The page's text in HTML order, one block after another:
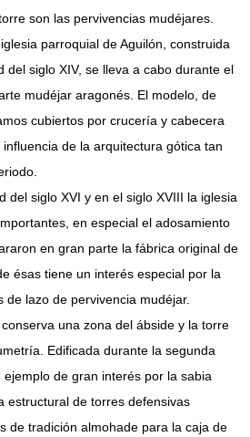
son las pervivencias mudéjares.
parroquial de Aguilón, construida
del siglo XIV, se lleva a cabo durante el
mudéjar aragonés. El modelo, de
cubiertos por crucería y cabecera
de la arquitectura gótica tan
del siglo XVI y en el siglo XVIII la iglesia
en especial el adosamiento
en gran parte la fábrica original de
ésas tiene un interés especial por la
de lazo de pervivencia mudéjar.
una zona del ábside y la torre
Edificada durante la segunda
ejemplo de gran interés por la sabia
estructural de torres defensivas
de tradición almohade para la caja de